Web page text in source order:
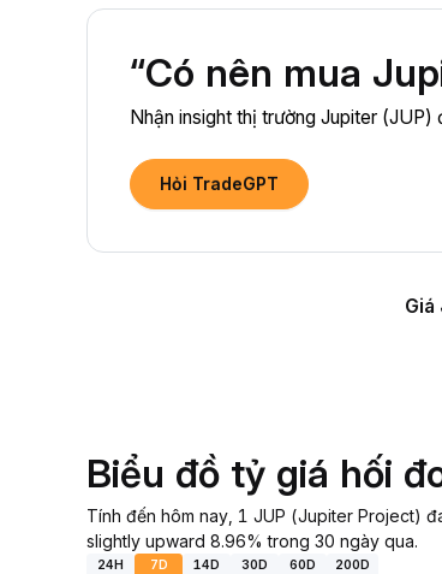
“Có nên mua
Nhận insight thị trường Jupiter
Hỏi TradeGPT
Giá
Biểu đồ tỷ giá hối
Tính đến hôm nay, 1 JUP (Jupiter Project)
slightly upward 8.96% trong 30 ngày qua.
24H 7D 14D 30D 60D 200D